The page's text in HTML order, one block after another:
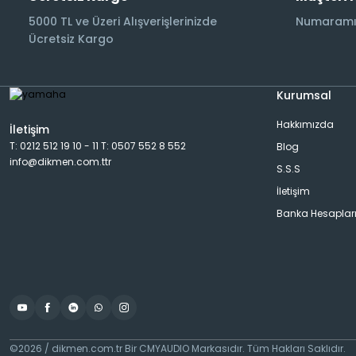
5000 TL ve Üzeri Alışverişlerinizde
Ücretsiz Kargo
İletişim
T: 0212 512 19 10 - 11 T: 0507 552 8 552
info@dikmen.com.ttr
Kurumsal
Hakkımızda
Blog
S.S.S
İletişim
Banka Hesapları
©2026 / dikmen.com.tr Bir CMYAUDIO Markasıdır. Tüm Hakları Saklıdır.
Stüdyo & Referans Kulaklıklar
Tam Kablosuz (TWS) Kulaklıklar
Kablosuz ( Wifi ) Hoparlörler
Kule Tipi Hoparlörler
Marine Sistemler
Subwooferlar
Projeksiyon Perdeleri
Soundbar Sistemler
Subwooferlar
Surround Hoparlörler
Mikrofonlar
Sahne & Stüdyo Aksesuarları
PA Hoparlörler
Network & Streamer
Ön & Güç Amplileri
Pikaplar & Phono Katları
Grup Prizler
Güç Kabloları & Konnektörler
HDMI & Görüntü Kabloları
Konnektörler